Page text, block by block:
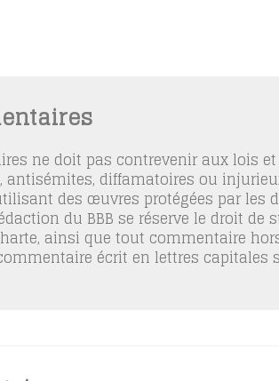
ne doit pas contrevenir aux lois
antisémites, diffamatoires ou
des œuvres protégées par les
du BBB se réserve le droit
ainsi que tout commentaire
écrit en lettres capitales